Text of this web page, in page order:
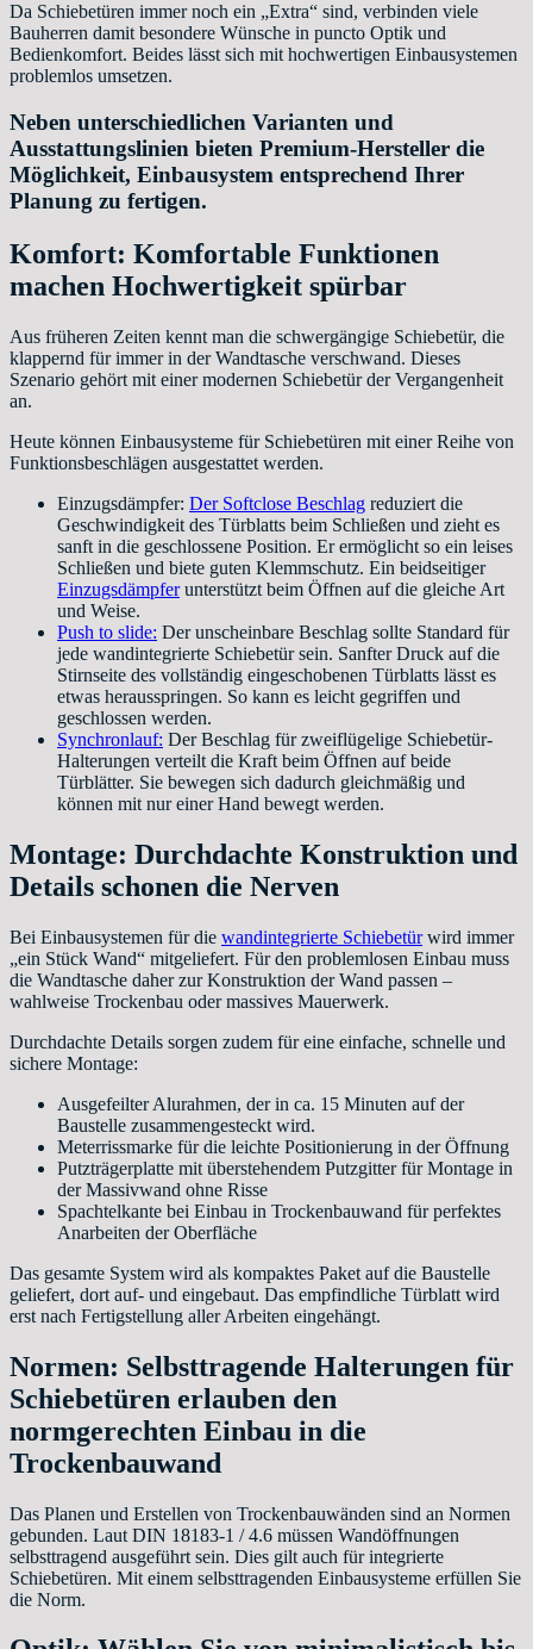
Da Schiebetüren immer noch ein „Extra“ sind, verbinden viele
Bauherren damit besondere Wünsche in puncto Optik und
Bedienkomfort. Beides lässt sich mit hochwertigen Einbausystemen
problemlos umsetzen.
Neben unterschiedlichen Varianten und
Ausstattungslinien bieten Premium-Hersteller die
Möglichkeit, Einbausystem entsprechend Ihrer
Planung zu fertigen.
Komfort: Komfortable Funktionen
machen Hochwertigkeit spürbar
Aus früheren Zeiten kennt man die schwergängige Schiebetür, die
klappernd für immer in der Wandtasche verschwand. Dieses
Szenario gehört mit einer modernen Schiebetür der Vergangenheit
an.
Heute können Einbausysteme für Schiebetüren mit einer Reihe von
Funktionsbeschlägen ausgestattet werden.
Einzugsdämpfer: Der Softclose Beschlag reduziert die
Geschwindigkeit des Türblatts beim Schließen und zieht es
sanft in die geschlossene Position. Er ermöglicht so ein leises
Schließen und biete guten Klemmschutz. Ein beidseitiger
Einzugsdämpferunterstützt beim Öffnen auf die gleiche Art
und Weise.
Push to slide: Der unscheinbare Beschlag sollte Standard für
jede wandintegrierte Schiebetür sein. Sanfter Druck auf die
Stirnseite des vollständig eingeschobenen Türblatts lässt es
etwas herausspringen. So kann es leicht gegriffen und
geschlossen werden.
Synchronlauf: Der Beschlag für zweiflügelige Schiebetür-
Halterungen verteilt die Kraft beim Öffnen auf beide
Türblätter. Sie bewegen sich dadurch gleichmäßig und
können mit nur einer Hand bewegt werden.
Montage: Durchdachte Konstruktion und
Details schonen die Nerven
Bei Einbausystemen für die wandintegrierte Schiebetürwird immer
„ein Stück Wand“ mitgeliefert. Für den problemlosen Einbau muss
die Wandtasche daher zur Konstruktion der Wand passen –
wahlweise Trockenbau oder massives Mauerwerk.
Durchdachte Details sorgen zudem für eine einfache, schnelle und
sichere Montage:
Ausgefeilter Alurahmen, der in ca. 15 Minuten auf der
Baustelle zusammengesteckt wird.
Meterrissmarke für die leichte Positionierung in der Öffnung
Putzträgerplatte mit überstehendem Putzgitter für Montage in
der Massivwand ohne Risse
Spachtelkante bei Einbau in Trockenbauwand für perfektes
Anarbeiten der Oberfläche
Das gesamte System wird als kompaktes Paket auf die Baustelle
geliefert, dort auf- und eingebaut. Das empfindliche Türblatt wird
erst nach Fertigstellung aller Arbeiten eingehängt.
Normen: Selbsttragende Halterungen für
Schiebetüren erlauben den
normgerechten Einbau in die
Trockenbauwand
Das Planen und Erstellen von Trockenbauwänden sind an Normen
gebunden. Laut DIN 18183-1 / 4.6 müssen Wandöffnungen
selbsttragend ausgeführt sein. Dies gilt auch für integrierte
Schiebetüren. Mit einem selbsttragenden Einbausysteme erfüllen Sie
die Norm.